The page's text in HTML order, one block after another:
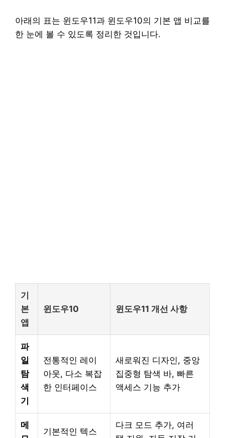
아래의 표는 윈도우11과 윈도우10의 기본 앱 비교를
한 눈에 볼 수 있도록 정리한 것입니다.
기
본
앱
윈도우10 윈도우11 개선 사항
파
일
탐
색
기
전통적인 레이
아웃, 다소 복잡
한 인터페이스
새로워진 디자인, 중앙
집중형 탐색 바, 빠른
액세스 기능 추가
메
기본적인 텍스
다크 모드 추가, 여러